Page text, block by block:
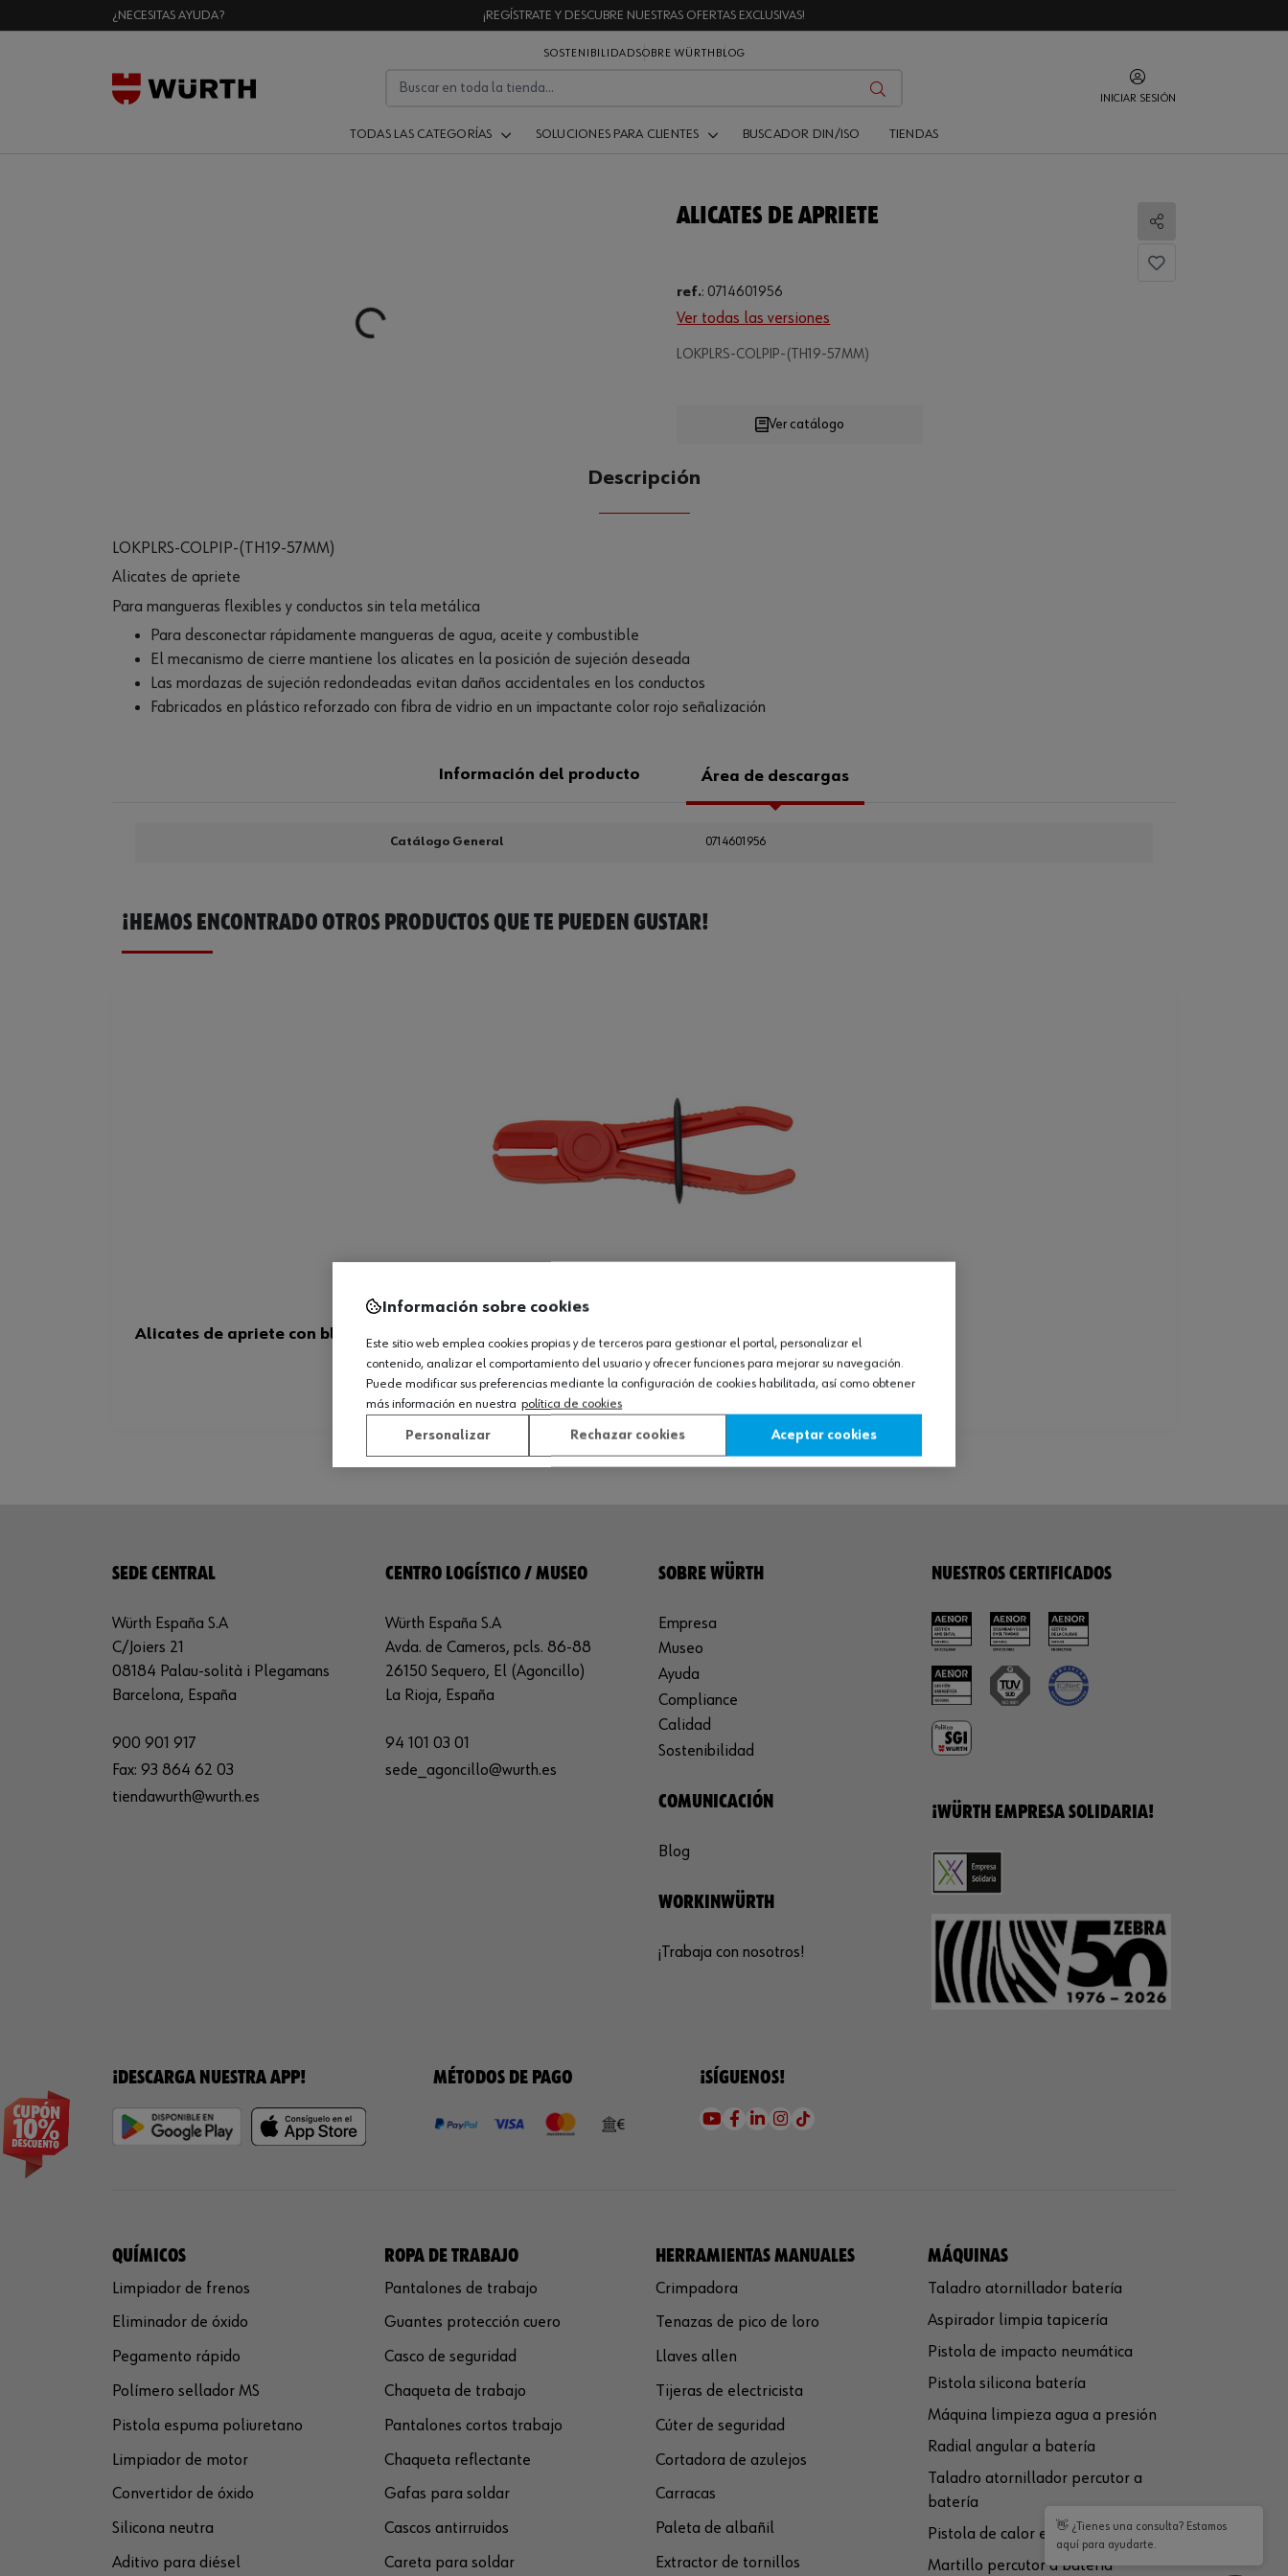
¿NECESITAS AYUDA? ¡REGÍSTRATE Y DESCUBRE NUESTRAS OFERTAS EXCLUSIVAS!
SOSTENIBILIDADSOBRE WÜRTH BLOG
INICIAR SESIÓN
TODAS LAS CATEGORÍAS SOLUCIONES PARA CLIENTES BUSCADOR DIN/ISO TIENDAS
Loading...
ALICATES DE APRIETE
Compartir
ref.: 0714601956
Ver todas las versiones
LOKPLRS-COLPIP-(TH19-57MM)
Loading...
CANTIDAD
Ver catálogo
Descripción
LOKPLRS-COLPIP-(TH19-57MM)
Alicates de apriete
Para mangueras flexibles y conductos sin tela metálica
Para desconectar rápidamente mangueras de agua, aceite y combustible
El mecanismo de cierre mantiene los alicates en la posición de sujeción deseada
Las mordazas de sujeción redondeadas evitan daños accidentales en los conductos
Fabricados en plástico reforzado con fibra de vidrio en un impactante color rojo señalización
Información del producto Área de descargas
Catálogo General 0714601956
¡HEMOS ENCONTRADO OTROS PRODUCTOS QUE TE PUEDEN GUSTAR!
Alicates de apriete con bloqueo
Ver producto
SEDE CENTRAL
Würth España S.A
C/Joiers 21
08184 Palau-solità i Plegamans
Barcelona, España
900 901 917
Fax: 93 864 62 03
tiendawurth@wurth.es
CENTRO LOGÍSTICO / MUSEO
Würth España S.A
Avda. de Cameros, pcls. 86-88
26150 Sequero, El (Agoncillo)
La Rioja, España
94 101 03 01
sede_agoncillo@wurth.es
SOBRE WÜRTH
Empresa
Museo
Ayuda
Compliance
Calidad
Sostenibilidad
COMUNICACIÓN
Blog
WORKINWÜRTH
¡Trabaja con nosotros!
NUESTROS CERTIFICADOS
¡WÜRTH EMPRESA SOLIDARIA!
¡DESCARGA NUESTRA APP! MÉTODOS DE PAGO ¡SÍGUENOS!
QUÍMICOS
Limpiador de frenos
Eliminador de óxido
Pegamento rápido
Polímero sellador MS
Pistola espuma poliuretano
Limpiador de motor
Convertidor de óxido
Silicona neutra
Aditivo para diésel
ROPA DE TRABAJO
Pantalones de trabajo
Guantes protección cuero
Casco de seguridad
Chaqueta de trabajo
Pantalones cortos trabajo
Chaqueta reflectante
Gafas para soldar
Cascos antirruidos
Careta para soldar
HERRAMIENTAS MANUALES
Crimpadora
Tenazas de pico de loro
Llaves allen
Tijeras de electricista
Cúter de seguridad
Cortadora de azulejos
Carracas
Paleta de albañil
Extractor de tornillos
MÁQUINAS
Taladro atornillador batería
Aspirador limpia tapicería
Pistola de impacto neumática
Pistola silicona batería
Máquina limpieza agua a presión
Radial angular a batería
Taladro atornillador percutor a
batería
Pistola de calor eléctrica
Martillo percutor a batería
👋 ¿Tienes una consulta? Estamos
aquí para ayudarte.
Información sobre cookies
Este sitio web emplea cookies propias y de terceros para gestionar el portal, personalizar el
contenido, analizar el comportamiento del usuario y ofrecer funciones para mejorar su navegación.
Puede modificar sus preferencias mediante la configuración de cookies habilitada, así como obtener
más información en nuestra política de cookies
Personalizar Rechazar cookies Aceptar cookies